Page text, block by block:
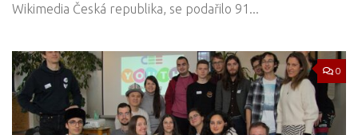
Wikimedia Česká republika, se podařilo 91...
0